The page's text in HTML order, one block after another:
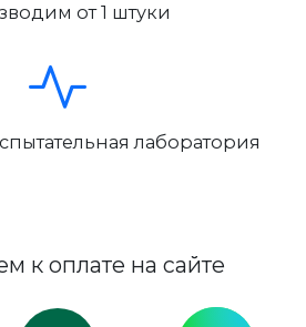
от 1 штуки
лаборатория
к оплате на сайте